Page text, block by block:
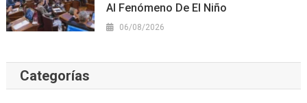
Al Fenómeno De El Niño
06/08/2026
Categorías